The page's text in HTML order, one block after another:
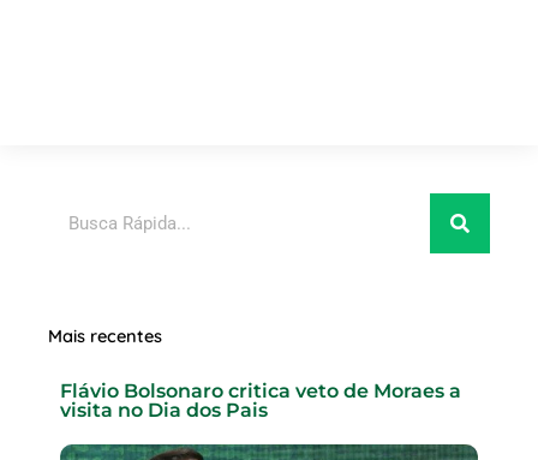
Mais recentes
Flávio Bolsonaro critica veto de Moraes a
visita no Dia dos Pais